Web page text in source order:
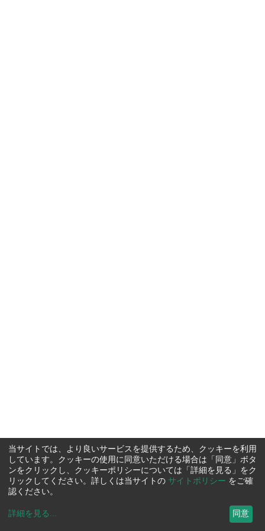
当サイトでは、より良いサービスを提供するため、クッキーを利用
しています。クッキーの使用に同意いただける場合は「同意」ボタ
ンをクリックし、クッキーポリシーについては「詳細を見る」をク
リックしてください。詳しくは当サイトの サイトポリシー をご確
認ください。
詳細を見る ... 同意